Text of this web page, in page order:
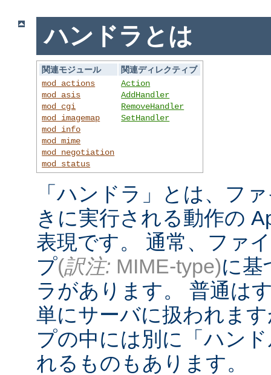
ハンドラとは
関連モジュール
関連ディレクティブ
mod_actions
mod_asis
mod_cgi
mod_imagemap
mod_info
mod_mime
mod_negotiation
mod_status
Action
AddHandler
RemoveHandler
SetHandler
「ハンドラ」とは、フ
きに実行される動作の
表現です。 通常、ファ
プ(訳注: MIME-type)に基
ラがあります。 普通は
単にサーバに扱われま
プの中には別に「ハン
れるものもあります。